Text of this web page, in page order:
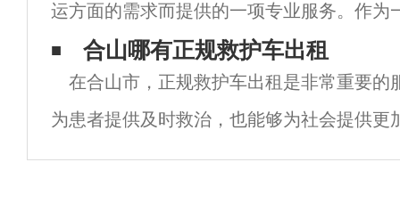
运方面的需求而提供的一项专业服务。作为
市，合山市的医疗条件相对较好，但在紧急
的快速响应和高效运作仍然是至关重要的。
合山哪有正规救护车出租
在合山市，正规救护车出租是非常重要的
为患者提供及时救治，也能够为社会提供更
境。但是，由于市场上存在一些不正规的救